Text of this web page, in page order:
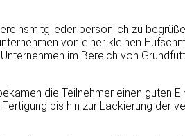
persönlich zu
von einer kleinen
im Bereich von
die Teilnehmer einen guten
bis hin zur Lackierung der